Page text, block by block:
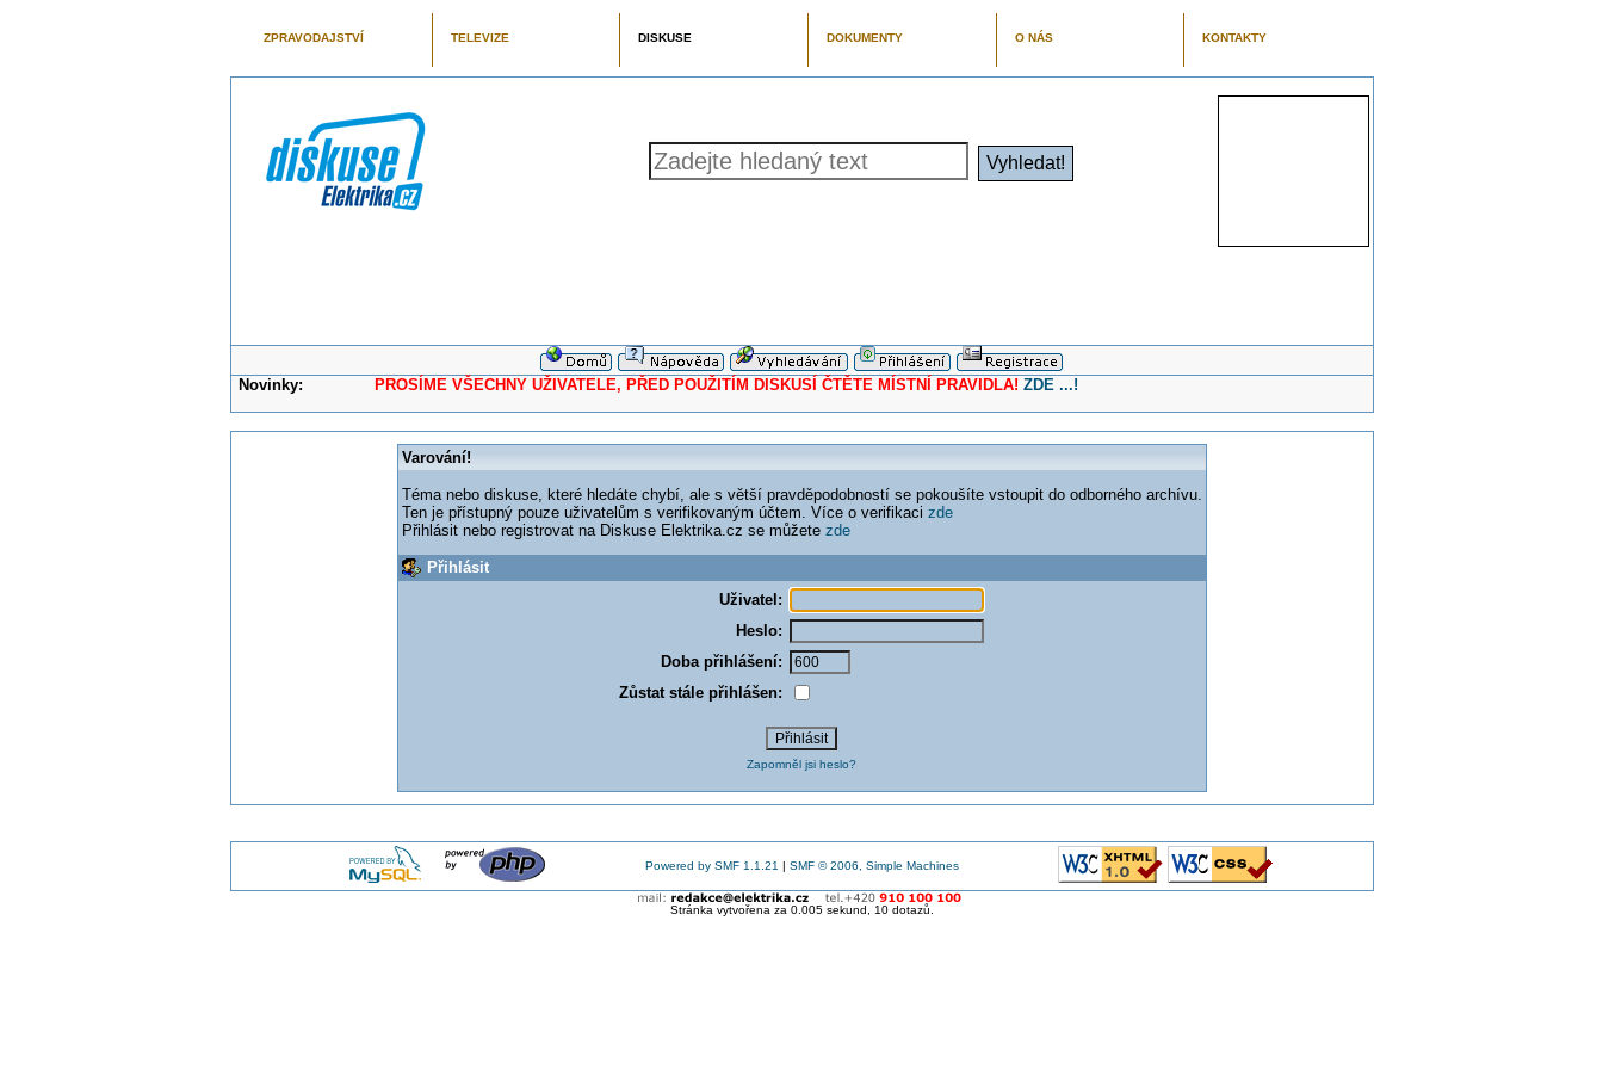
ZPRAVODAJSTVÍ TELEVIZE DISKUSE DOKUMENTY O NÁS KONTAKTY
Novinky: PROSÍME VŠECHNY UŽIVATELE, PŘED POUŽITÍM DISKUSÍ ČTĚTE MÍSTNÍ PRAVIDLA! ZDE ...!
Varování!
Téma nebo diskuse, které hledáte chybí, ale s větší pravděpodobností se pokoušíte vstoupit do odborného archívu.
Ten je přístupný pouze uživatelům s verifikovaným účtem. Více o verifikaci zde
Přihlásit nebo registrovat na Diskuse Elektrika.cz se můžete zde
Přihlásit
Uživatel:
Heslo:
Doba přihlášení:
Zůstat stále přihlášen:
Zapomněl jsi heslo?
Powered by SMF 1.1.21 | SMF © 2006, Simple Machines
Stránka vytvořena za 0.005 sekund, 10 dotazů.